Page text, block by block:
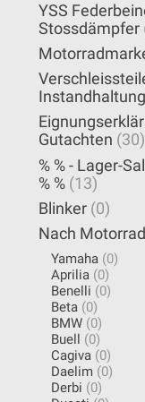
YSS
Stossdämpfer
Instandhaltung
Gutachten (30)
% % - Lager-
% % (13)
Blinker (0)
Nach
Yamaha (0)
Aprilia (0)
Benelli (0)
Beta (0)
BMW (0)
Buell
(0)
Cagiva (0)
Daelim (0)
Derbi (0)